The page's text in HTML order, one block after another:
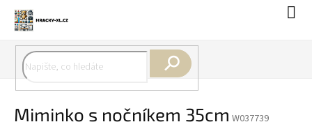
obsah
Miminko s nočníkem 35cm W037739